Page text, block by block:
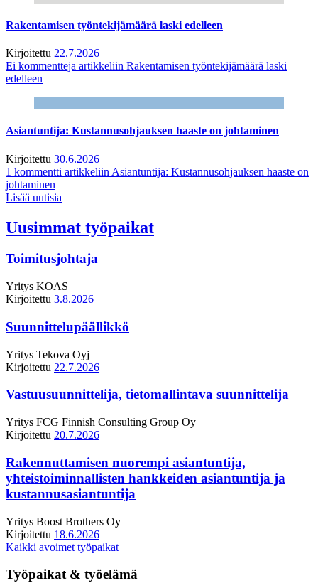
Rakentamisen työntekijämäärä laski edelleen
Kirjoitettu 22.7.2026
Ei kommentteja artikkeliin Rakentamisen työntekijämäärä laski
edelleen
Asiantuntija: Kustannusohjauksen haaste on johtaminen
Kirjoitettu 30.6.2026
1 kommentti artikkeliin Asiantuntija: Kustannusohjauksen haaste on
johtaminen
Lisää uutisia
Uusimmat työpaikat
Toimitusjohtaja
Yritys KOAS
Kirjoitettu 3.8.2026
Suunnittelupäällikkö
Yritys Tekova Oyj
Kirjoitettu 22.7.2026
Vastuusuunnittelija, tietomallintava suunnittelija
Yritys FCG Finnish Consulting Group Oy
Kirjoitettu 20.7.2026
Rakennuttamisen nuorempi asiantuntija,
yhteistoiminnallisten hankkeiden asiantuntija ja
kustannusasiantuntija
Yritys Boost Brothers Oy
Kirjoitettu 18.6.2026
Kaikki avoimet työpaikat
Työpaikat & työelämä